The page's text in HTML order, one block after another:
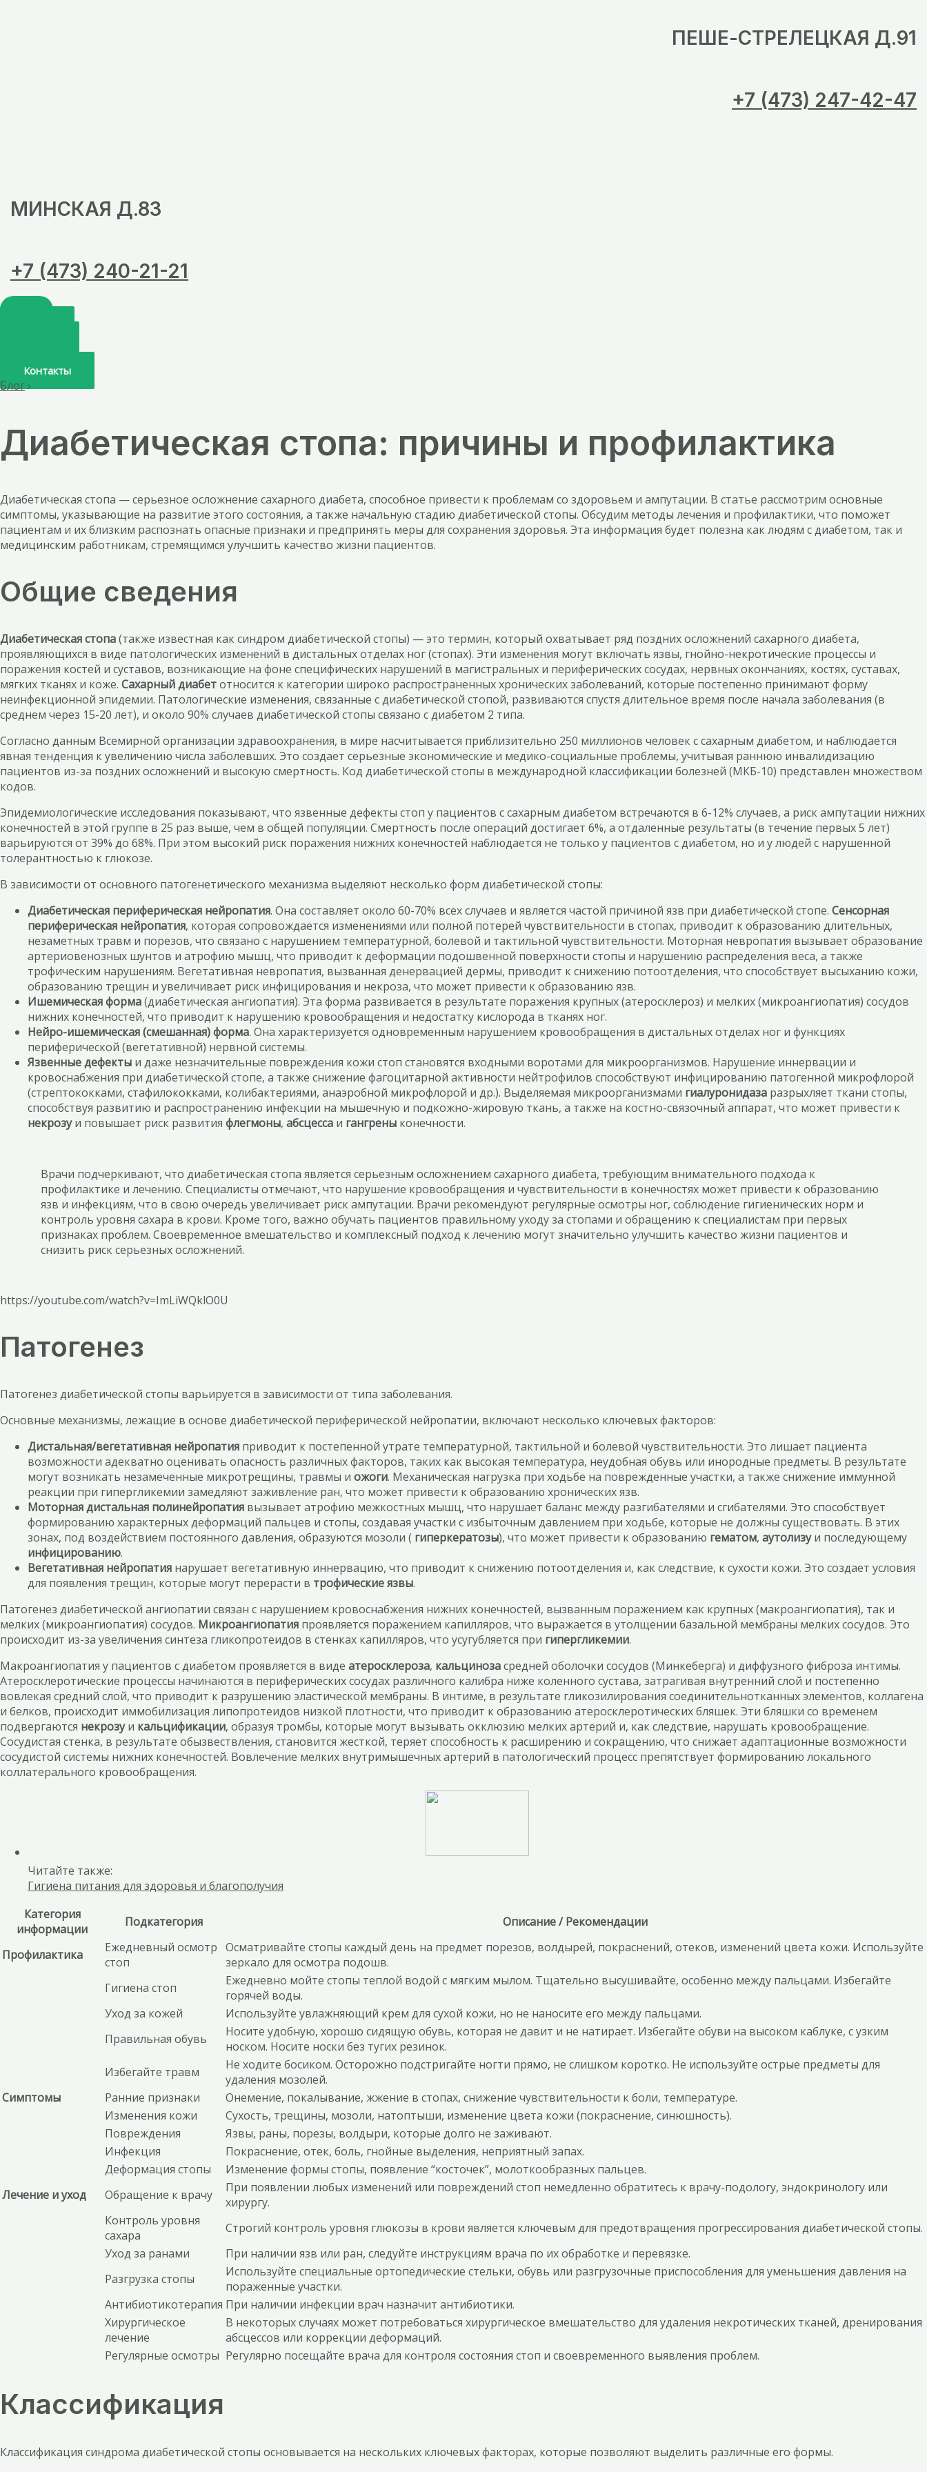
ПЕШЕ-СТРЕЛЕЦКАЯ Д.91
+7 (473) 247-42-47
МИНСКАЯ Д.83
+7 (473) 240-21-21
Контакты
Блог›
Диабетическая стопа: причины и профилактика
Диабетическая стопа — серьезное осложнение сахарного диабета, способное привести к проблемам со здоровьем и ампутации. В статье рассмотрим основные
симптомы, указывающие на развитие этого состояния, а также начальную стадию диабетической стопы. Обсудим методы лечения и профилактики, что поможет
пациентам и их близким распознать опасные признаки и предпринять меры для сохранения здоровья. Эта информация будет полезна как людям с диабетом, так и
медицинским работникам, стремящимся улучшить качество жизни пациентов.
Общие сведения
Диабетическая стопа(также известная как синдром диабетической стопы) — это термин, который охватывает ряд поздних осложнений сахарного диабета,
проявляющихся в виде патологических изменений в дистальных отделах ног (стопах). Эти изменения могут включать язвы, гнойно-некротические процессы и
поражения костей и суставов, возникающие на фоне специфических нарушений в магистральных и периферических сосудах, нервных окончаниях, костях, суставах,
мягких тканях и коже. Сахарный диабетотносится к категории широко распространенных хронических заболеваний, которые постепенно принимают форму
неинфекционной эпидемии. Патологические изменения, связанные с диабетической стопой, развиваются спустя длительное время после начала заболевания (в
среднем через 15-20 лет), и около 90% случаев диабетической стопы связано с диабетом 2 типа.
Согласно данным Всемирной организации здравоохранения, в мире насчитывается приблизительно 250 миллионов человек с сахарным диабетом, и наблюдается
явная тенденция к увеличению числа заболевших. Это создает серьезные экономические и медико-социальные проблемы, учитывая раннюю инвалидизацию
пациентов из-за поздних осложнений и высокую смертность. Код диабетической стопы в международной классификации болезней (МКБ-10) представлен множеством
кодов.
Эпидемиологические исследования показывают, что язвенные дефекты стоп у пациентов с сахарным диабетом встречаются в 6-12% случаев, а риск ампутации нижних
конечностей в этой группе в 25 раз выше, чем в общей популяции. Смертность после операций достигает 6%, а отдаленные результаты (в течение первых 5 лет)
варьируются от 39% до 68%. При этом высокий риск поражения нижних конечностей наблюдается не только у пациентов с диабетом, но и у людей с нарушенной
толерантностью к глюкозе.
В зависимости от основного патогенетического механизма выделяют несколько форм диабетической стопы:
Диабетическая периферическая нейропатия. Она составляет около 60-70% всех случаев и является частой причиной язв при диабетической стопе. Сенсорная
периферическая нейропатия, которая сопровождается изменениями или полной потерей чувствительности в стопах, приводит к образованию длительных,
незаметных травм и порезов, что связано с нарушением температурной, болевой и тактильной чувствительности. Моторная невропатия вызывает образование
артериовенозных шунтов и атрофию мышц, что приводит к деформации подошвенной поверхности стопы и нарушению распределения веса, а также
трофическим нарушениям. Вегетативная невропатия, вызванная денервацией дермы, приводит к снижению потоотделения, что способствует высыханию кожи,
образованию трещин и увеличивает риск инфицирования и некроза, что может привести к образованию язв.
Ишемическая форма(диабетическая ангиопатия). Эта форма развивается в результате поражения крупных (атеросклероз) и мелких (микроангиопатия) сосудов
нижних конечностей, что приводит к нарушению кровообращения и недостатку кислорода в тканях ног.
Нейро-ишемическая (смешанная) форма. Она характеризуется одновременным нарушением кровообращения в дистальных отделах ног и функциях
периферической (вегетативной) нервной системы.
Язвенные дефекты и даже незначительные повреждения кожи стоп становятся входными воротами для микроорганизмов. Нарушение иннервации и
кровоснабжения при диабетической стопе, а также снижение фагоцитарной активности нейтрофилов способствуют инфицированию патогенной микрофлорой
(стрептококками, стафилококками, колибактериями, анаэробной микрофлорой и др.). Выделяемая микроорганизмами гиалуронидаза разрыхляет ткани стопы,
способствуя развитию и распространению инфекции на мышечную и подкожно-жировую ткань, а также на костно-связочный аппарат, что может привести к
некрозуи повышает риск развития флегмоны, абсцесса и гангрены конечности.
Врачи подчеркивают, что диабетическая стопа является серьезным осложнением сахарного диабета, требующим внимательного подхода к
профилактике и лечению. Специалисты отмечают, что нарушение кровообращения и чувствительности в конечностях может привести к образованию
язв и инфекциям, что в свою очередь увеличивает риск ампутации. Врачи рекомендуют регулярные осмотры ног, соблюдение гигиенических норм и
контроль уровня сахара в крови. Кроме того, важно обучать пациентов правильному уходу за стопами и обращению к специалистам при первых
признаках проблем. Своевременное вмешательство и комплексный подход к лечению могут значительно улучшить качество жизни пациентов и
снизить риск серьезных осложнений.
https://youtube.com/watch?v=ImLiWQklO0U
Патогенез
Патогенез диабетической стопы варьируется в зависимости от типа заболевания.
Основные механизмы, лежащие в основе диабетической периферической нейропатии, включают несколько ключевых факторов:
Дистальная/вегетативная нейропатия приводит к постепенной утрате температурной, тактильной и болевой чувствительности. Это лишает пациента
возможности адекватно оценивать опасность различных факторов, таких как высокая температура, неудобная обувь или инородные предметы. В результате
могут возникать незамеченные микротрещины, травмы и ожоги. Механическая нагрузка при ходьбе на поврежденные участки, а также снижение иммунной
реакции при гипергликемии замедляют заживление ран, что может привести к образованию хронических язв.
Моторная дистальная полинейропатия вызывает атрофию межкостных мышц, что нарушает баланс между разгибателями и сгибателями. Это способствует
формированию характерных деформаций пальцев и стопы, создавая участки с избыточным давлением при ходьбе, которые не должны существовать. В этих
зонах, под воздействием постоянного давления, образуются мозоли ( гиперкератозы), что может привести к образованию гематом, аутолизуи последующему
инфицированию.
Вегетативная нейропатия нарушает вегетативную иннервацию, что приводит к снижению потоотделения и, как следствие, к сухости кожи. Это создает условия
для появления трещин, которые могут перерасти в трофические язвы.
Патогенез диабетической ангиопатии связан с нарушением кровоснабжения нижних конечностей, вызванным поражением как крупных (макроангиопатия), так и
мелких (микроангиопатия) сосудов. Микроангиопатия проявляется поражением капилляров, что выражается в утолщении базальной мембраны мелких сосудов. Это
происходит из-за увеличения синтеза гликопротеидов в стенках капилляров, что усугубляется при гипергликемии.
Макроангиопатия у пациентов с диабетом проявляется в виде атеросклероза, кальцинозасредней оболочки сосудов (Минкеберга) и диффузного фиброза интимы.
Атеросклеротические процессы начинаются в периферических сосудах различного калибра ниже коленного сустава, затрагивая внутренний слой и постепенно
вовлекая средний слой, что приводит к разрушению эластической мембраны. В интиме, в результате гликозилирования соединительнотканных элементов, коллагена
и белков, происходит иммобилизация липопротеидов низкой плотности, что приводит к образованию атеросклеротических бляшек. Эти бляшки со временем
подвергаются некрозуи кальцификации, образуя тромбы, которые могут вызывать окклюзию мелких артерий и, как следствие, нарушать кровообращение.
Сосудистая стенка, в результате обызвествления, становится жесткой, теряет способность к расширению и сокращению, что снижает адаптационные возможности
сосудистой системы нижних конечностей. Вовлечение мелких внутримышечных артерий в патологический процесс препятствует формированию локального
коллатерального кровообращения.
Читайте также:
Гигиена питания для здоровья и благополучия
Категория
информации
Подкатегория Описание / Рекомендации
Профилактика
Ежедневный осмотр
стоп
Осматривайте стопы каждый день на предмет порезов, волдырей, покраснений, отеков, изменений цвета кожи. Используйте
зеркало для осмотра подошв.
Гигиена стоп
Ежедневно мойте стопы теплой водой с мягким мылом. Тщательно высушивайте, особенно между пальцами. Избегайте
горячей воды.
Уход за кожей
Используйте увлажняющий крем для сухой кожи, но не наносите его между пальцами.
Правильная обувь
Носите удобную, хорошо сидящую обувь, которая не давит и не натирает. Избегайте обуви на высоком каблуке, с узким
носком. Носите носки без тугих резинок.
Избегайте травм
Не ходите босиком. Осторожно подстригайте ногти прямо, не слишком коротко. Не используйте острые предметы для
удаления мозолей.
Симптомы
Ранние признаки
Онемение, покалывание, жжение в стопах, снижение чувствительности к боли, температуре.
Изменения кожи
Сухость, трещины, мозоли, натоптыши, изменение цвета кожи (покраснение, синюшность).
Повреждения
Язвы, раны, порезы, волдыри, которые долго не заживают.
Инфекция
Покраснение, отек, боль, гнойные выделения, неприятный запах.
Деформация стопы
Изменение формы стопы, появление “косточек”, молоткообразных пальцев.
Лечение и уход
Обращение к врачу
При появлении любых изменений или повреждений стоп немедленно обратитесь к врачу-подологу, эндокринологу или
хирургу.
Контроль уровня
сахара
Строгий контроль уровня глюкозы в крови является ключевым для предотвращения прогрессирования диабетической стопы.
Уход за ранами
При наличии язв или ран, следуйте инструкциям врача по их обработке и перевязке.
Разгрузка стопы
Используйте специальные ортопедические стельки, обувь или разгрузочные приспособления для уменьшения давления на
пораженные участки.
Антибиотикотерапия При наличии инфекции врач назначит антибиотики.
Хирургическое
лечение
В некоторых случаях может потребоваться хирургическое вмешательство для удаления некротических тканей, дренирования
абсцессов или коррекции деформаций.
Регулярные осмотры Регулярно посещайте врача для контроля состояния стоп и своевременного выявления проблем.
Классификация
Классификация синдрома диабетической стопы основывается на нескольких ключевых факторах, которые позволяют выделить различные его формы.